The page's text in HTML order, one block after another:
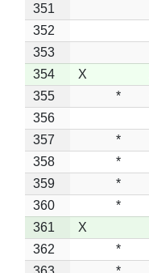
351
352
353
354
X
355
*
356
357
*
358
*
359
*
360
*
361
X
362
*